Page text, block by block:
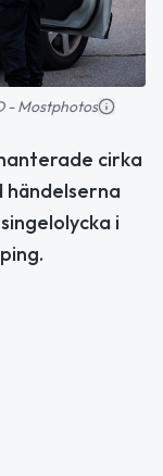
- Mostphotos
cirka
händelserna
i